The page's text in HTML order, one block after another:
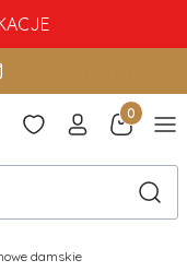
Produkty
damskie